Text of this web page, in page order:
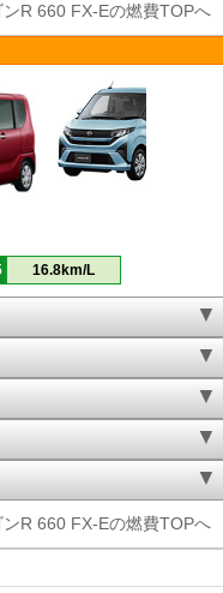
R 660 FX-Eの燃費TOPへ
16.8km/L
R 660 FX-Eの燃費TOPへ